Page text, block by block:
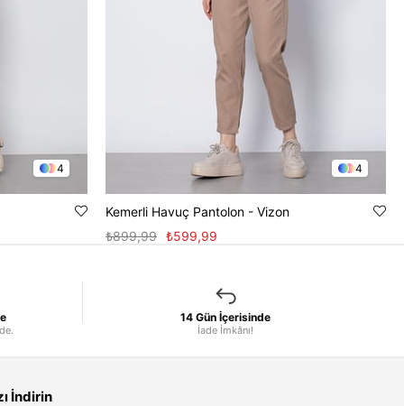
4 4
Kemerli Havuç Pantolon - Vizon
₺599,99
₺899,99
14 Gün İçerisinde
İade İmkânı!
İndirin